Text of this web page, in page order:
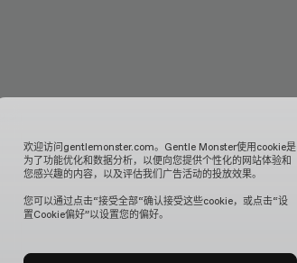
欢迎访问gentlemonster.com。Gentle Monster使用cookie是
为了功能优化和数据分析，以便向您提供个性化的网站体验和
您感兴趣的内容，以及评估我们广告活动的投放效果。
您可以通过点击“接受全部“确认接受这些cookie，或点击“设
置Cookie偏好”以设置您的偏好。